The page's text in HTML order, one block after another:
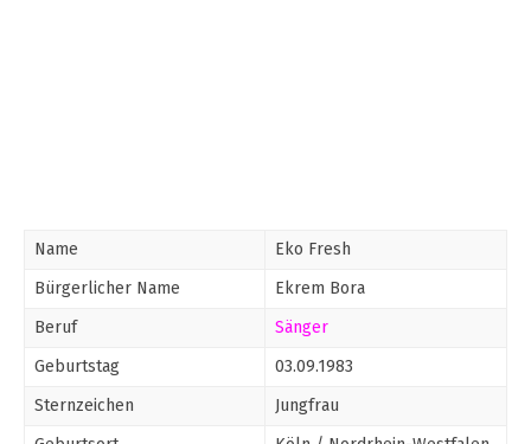
Name
Eko Fresh
Bürgerlicher Name
Ekrem Bora
Beruf
Sänger
Geburtstag
03.09.1983
Sternzeichen
Jungfrau